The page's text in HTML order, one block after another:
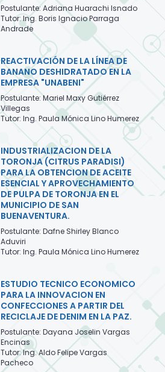
Postulante: Adriana Huarachi Isnado
Tutor: Ing. Boris Ignacio Parraga
Andrade
REACTIVACIÓN DE LA LÍNEA DE
BANANO DESHIDRATADO EN LA
EMPRESA "UNABENI"
Postulante: Mariel Maxy Gutiérrez
Villegas
Tutor: Ing. Paula Mónica Lino Humerez
INDUSTRIALIZACION DE LA
TORONJA (CITRUS PARADISI)
PARA LA OBTENCION DE ACEITE
ESENCIAL Y APROVECHAMIENTO
DE PULPA DE TORONJA EN EL
MUNICIPIO DE SAN
BUENAVENTURA.
Postulante: Dafne Shirley Blanco
Aduviri
Tutor: Ing. Paula Mónica Lino Humerez
ESTUDIO TECNICO ECONOMICO
PARA LA INNOVACION EN
CONFECCIONES A PARTIR DEL
RECICLAJE DE DENIM EN LA PAZ.
Postulante: Dayana Joselin Vargas
Encinas
Tutor: Ing. Aldo Felipe Vargas
Pacheco